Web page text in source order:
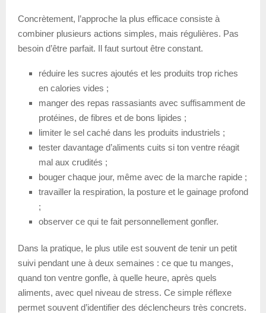
Concrètement, l’approche la plus efficace consiste à
combiner plusieurs actions simples, mais régulières. Pas
besoin d’être parfait. Il faut surtout être constant.
réduire les sucres ajoutés et les produits trop riches
en calories vides ;
manger des repas rassasiants avec suffisamment de
protéines, de fibres et de bons lipides ;
limiter le sel caché dans les produits industriels ;
tester davantage d’aliments cuits si ton ventre réagit
mal aux crudités ;
bouger chaque jour, même avec de la marche rapide ;
travailler la respiration, la posture et le gainage profond
;
observer ce qui te fait personnellement gonfler.
Dans la pratique, le plus utile est souvent de tenir un petit
suivi pendant une à deux semaines : ce que tu manges,
quand ton ventre gonfle, à quelle heure, après quels
aliments, avec quel niveau de stress. Ce simple réflexe
permet souvent d’identifier des déclencheurs très concrets.